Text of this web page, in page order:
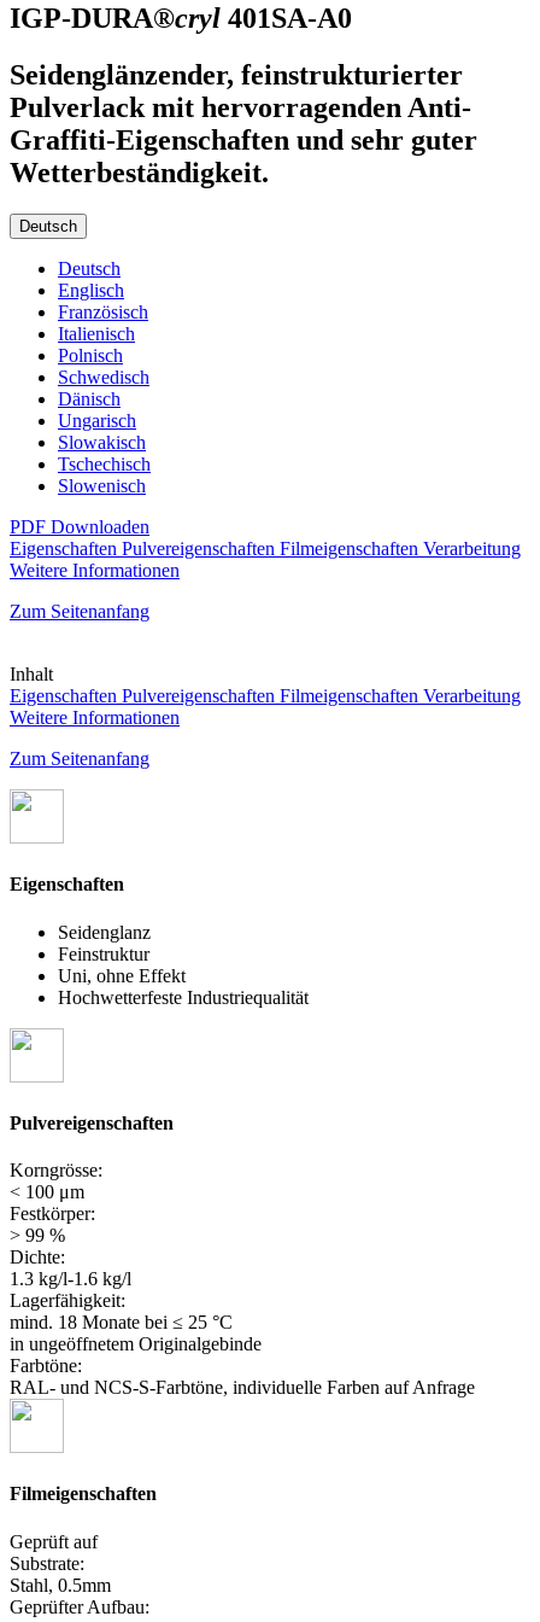
IGP-DURA®cryl 401SA-A0
Seidenglänzender, feinstrukturierter
Pulverlack mit hervorragenden Anti-
Graffiti-Eigenschaften und sehr guter
Wetterbeständigkeit.
Deutsch
Deutsch
Englisch
Französisch
Italienisch
Polnisch
Schwedisch
Dänisch
Ungarisch
Slowakisch
Tschechisch
Slowenisch
PDF Downloaden
Eigenschaften Pulvereigenschaften Filmeigenschaften Verarbeitung
Weitere Informationen
Zum Seitenanfang
Inhalt
Eigenschaften Pulvereigenschaften Filmeigenschaften Verarbeitung
Weitere Informationen
Zum Seitenanfang
Eigenschaften
Seidenglanz
Feinstruktur
Uni, ohne Effekt
Hochwetterfeste Industriequalität
Pulvereigenschaften
Korngrösse:
< 100 μm
Festkörper:
> 99 %
Dichte:
1.3 kg/l-1.6 kg/l
Lagerfähigkeit:
mind. 18 Monate bei ≤ 25 °C
in ungeöffnetem Originalgebinde
Farbtöne:
RAL- und NCS-S-Farbtöne, individuelle Farben auf Anfrage
Filmeigenschaften
Geprüft auf
Substrate:
Stahl, 0.5mm
Geprüfter Aufbau: